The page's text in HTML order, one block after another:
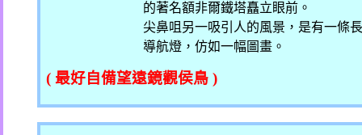
的著名額非爾鐵塔矗立眼前。
尖鼻咀另一吸引人的風景，是有一條
導航燈，仿如一幅圖畫。
(最好自備望遠鏡觀侯鳥 )